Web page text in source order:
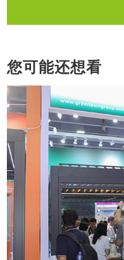
您可能还想看